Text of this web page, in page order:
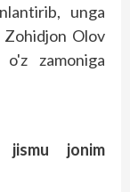
unga
Zohidjon Olov
zamoniga
jonim